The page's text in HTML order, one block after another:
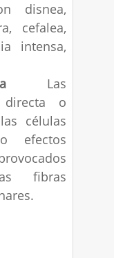
disnea,
cefalea,
intensa,
Las
directa o
células
efectos
fibras